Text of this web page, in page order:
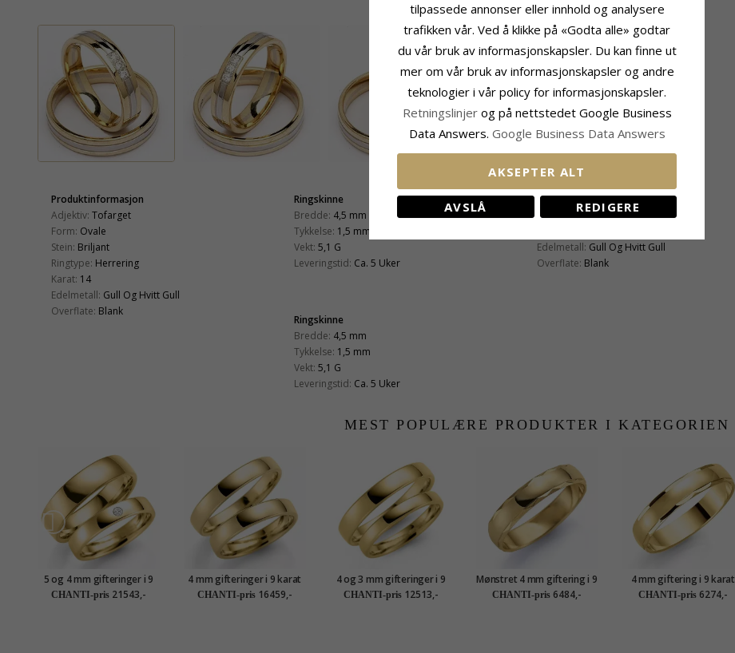
Produktinformasjon
Adjektiv: Tofarget
Form: Ovale
Stein: Briljant
Ringtype: Herrering
Karat: 14
Edelmetall: Gull Og Hvitt Gull
Overflate: Blank
Ringskinne
Bredde: 4,5 mm
Tykkelse: 1,5 mm
Vekt: 5,1 G
Leveringstid: Ca. 5 Uker
Produktinformasjon
Ringtype:Damering
Edelmetall: Gull Og Hvitt Gull
Overflate: Blank
Ringskinne
Bredde: 4,5 mm
Tykkelse: 1,5 mm
Vekt: 5,1 G
Leveringstid: Ca. 5 Uker
MEST POPULÆRE PRODUKTER I KATEGORIEN
5 og 4 mm gifteringer i 9
karat gull 0,03 ct - par
CHANTI-pris 21543,-
4 mm gifteringer i 9 karat
gull - par
CHANTI-pris 16459,-
4 og 3 mm gifteringer i 9
karat gull - par
CHANTI-pris 12513,-
Mønstret 4 mm giftering i 9
karat gull
CHANTI-pris 6484,-
4 mm giftering i 9 karat
gull
CHANTI-pris 6274,-
tilpassede annonser eller innhold og analysere
trafikken vår. Ved å klikke på «Godta alle» godtar
du vår bruk av informasjonskapsler. Du kan finne ut
mer om vår bruk av informasjonskapsler og andre
teknologier i vår policy for informasjonskapsler.
Retningslinjer og på nettstedet Google Business
Data Answers. Google Business Data Answers
AKSEPTER ALT
AVSLÅ REDIGERE